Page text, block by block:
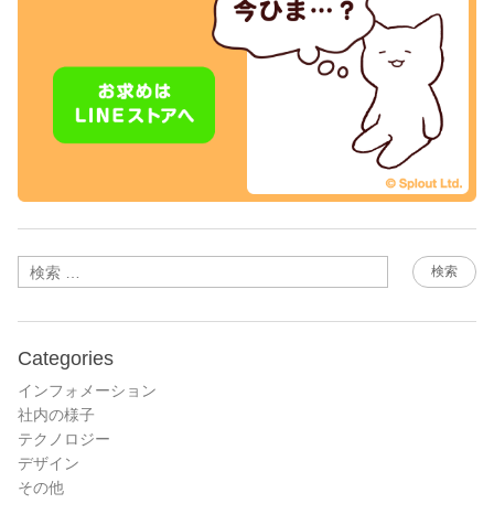
検索
Categories
インフォメーション
社内の様子
テクノロジー
デザイン
その他